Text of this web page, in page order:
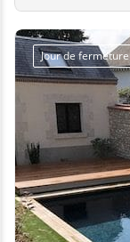
Jour de fermeture